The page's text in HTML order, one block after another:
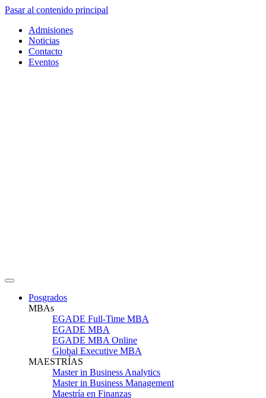
Pasar al contenido principal
Admisiones
Noticias
Contacto
Eventos
Posgrados
MBAs
EGADE Full-Time MBA
EGADE MBA
EGADE MBA Online
Global Executive MBA
MAESTRÍAS
Master in Business Analytics
Master in Business Management
Maestría en Finanzas